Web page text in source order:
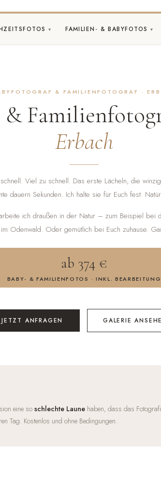
FAMILIEN- & BABYFOTOS
& FAMILIENFOTOGRAF ·
&
Erbach
Viel zu schnell. Das erste Lächeln, die
dauern Sekunden. Ich halte sie für Euch fest.
ich draußen in der Natur – zum Beispiel bei
Odenwald. Oder gemütlich bei Euch zuhause.
ab 374 €
BABY- & FAMILIENFOTOS · INKL. BEARBEITUNG
JETZT ANFRAGEN GALERIE
eine soschlechte Laune haben, dass das
Tag. Kostenlos und ohne Bedingungen.